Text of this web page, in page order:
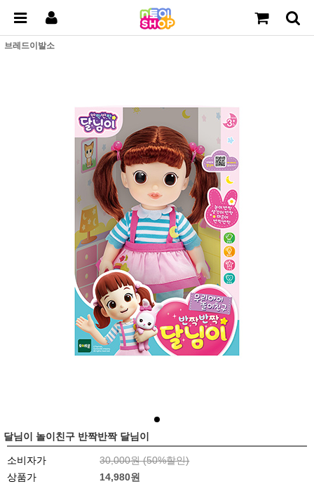
브레드이발소
달님이 놀이친구 반짝반짝 달님이
소비자가 30,000원 (50%할인)
상품가
14,980원